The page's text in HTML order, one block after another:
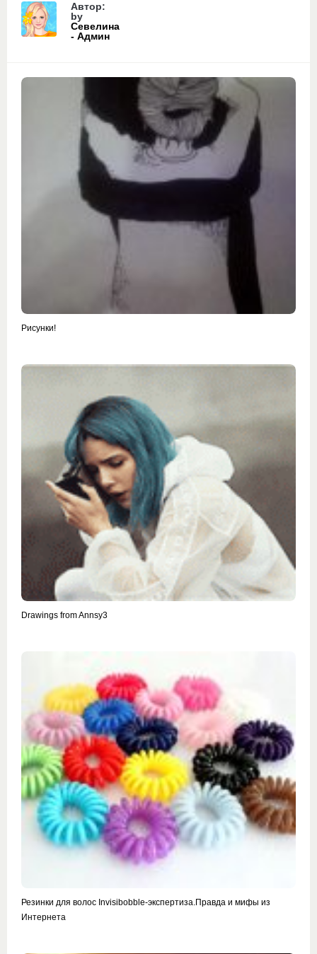
Автор:
by
Севелина
- Админ
Рисунки!
Drawings from Annsy3
Резинки для волос Invisibobble-экспертиза.Правда и мифы из
Интернета